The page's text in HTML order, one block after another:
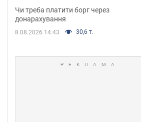
суддя ухвалив
неочікуване рішення
Чи треба платити борг через
донарахування
8.08.2026 14:43 30,6 т.